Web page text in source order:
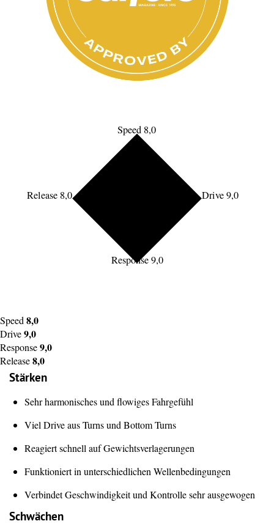
Speed 8,0
Drive 9,0
Response 9,0
Release 8,0
Speed 8,0
Drive9,0
Response9,0
Release8,0
Stärken
Sehr harmonisches und flowiges Fahrgefühl
Viel Drive aus Turns und Bottom Turns
Reagiert schnell auf Gewichtsverlagerungen
Funktioniert in unterschiedlichen Wellenbedingungen
Verbindet Geschwindigkeit und Kontrolle sehr ausgewogen
Schwächen